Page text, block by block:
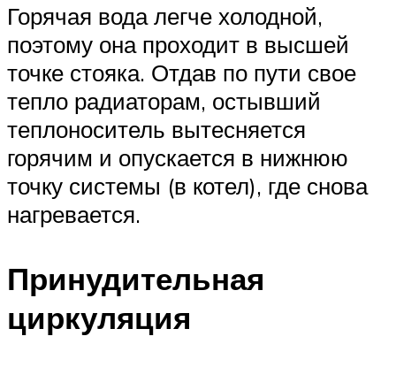
Горячая вода легче холодной,
поэтому она проходит в высшей
точке стояка. Отдав по пути свое
тепло радиаторам, остывший
теплоноситель вытесняется
горячим и опускается в нижнюю
точку системы (в котел), где снова
нагревается.
Принудительная
циркуляция